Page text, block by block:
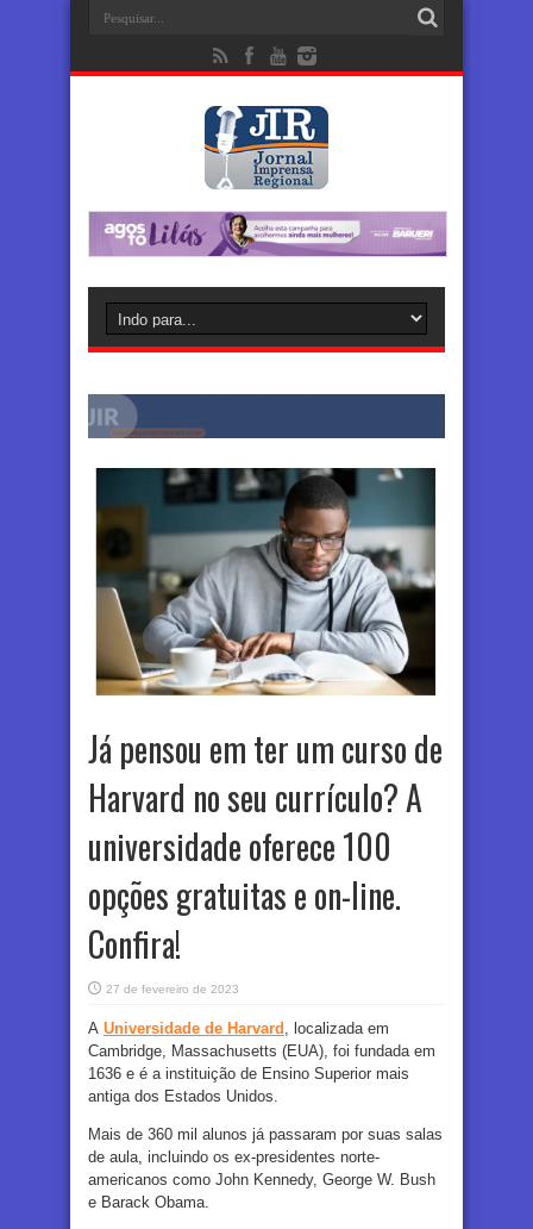
Já pensou em ter um curso de
Harvard no seu currículo? A
universidade oferece 100
opções gratuitas e on-line.
Confira!
27 de fevereiro de 2023
A Universidade de Harvard
, localizada em
Cambridge, Massachusetts (EUA), foi fundada em
1636 e é a instituição de Ensino Superior mais
antiga dos Estados Unidos.
Mais de 360 mil alunos já passaram por suas salas
de aula, incluindo os ex-presidentes norte-
americanos como John Kennedy, George W. Bush
e Barack Obama.